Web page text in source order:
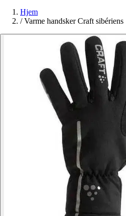
Hjem
/ Varme handsker Craft sibériens